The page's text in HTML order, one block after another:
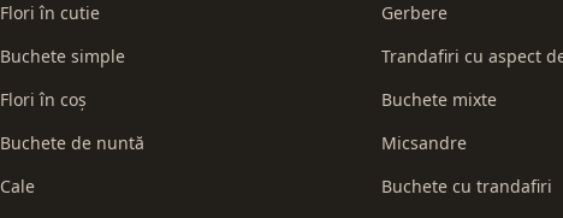
Flori în cutie
Buchete simple
Flori în coș
Buchete de nuntă
Cale
Gerbere
Trandafiri cu aspect
Buchete mixte
Micsandre
Buchete cu trandafiri